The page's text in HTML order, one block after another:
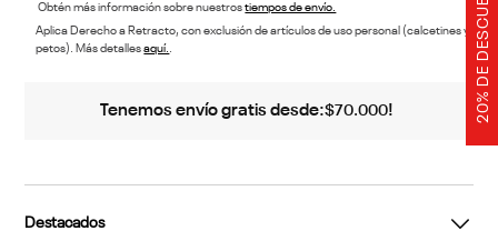
20% DE DESCUENTO
Obtén más información sobre nuestrostiempos de envío.
Aplica Derecho a Retracto, con exclusión de artículos de uso personal (calcetines y
petos). Más detallesaquí..
Tenemos envío gratis desde:$70.000!
Destacados